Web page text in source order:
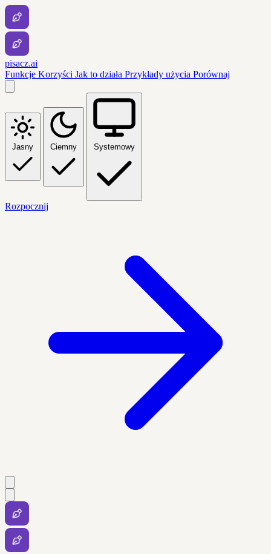
pisacz.ai
Funkcje Korzyści Jak to działa Przykłady użycia Porównaj
Jasny Ciemny Systemowy
Rozpocznij